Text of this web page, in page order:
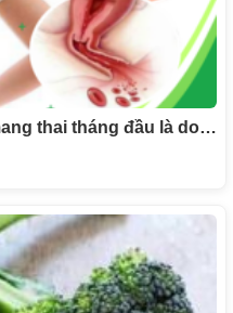
thai tháng đầu là do…